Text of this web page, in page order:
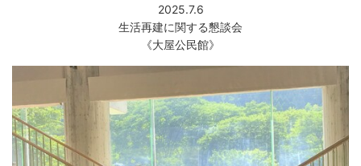
2025.7.6
生活再建に関する懇談会
《大屋公民館》